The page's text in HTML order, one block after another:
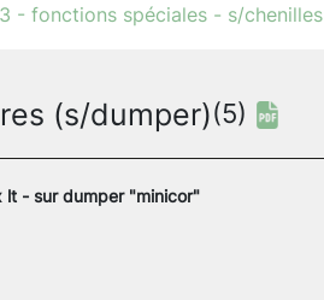
- fonctions spéciales - s/chenilles
(s/dumper)(5)
lt - sur dumper "minicor"